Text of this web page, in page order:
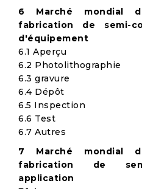
6 Marché mondial
fabrication de semi-
d'équipement
6.1 Aperçu
6.2 Photolithographie
6.3 gravure
6.4 Dépôt
6.5 Inspection
6.6 Test
6.7 Autres
7 Marché mondial
fabrication de
application